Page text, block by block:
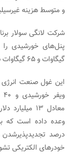
و متوسط هزینه غیرسیلیکونی برش
شرکت لانگی سولار
گیگاوات و ۶۵ گیگاوات برساند.
درصد تجدیدپذیرشدن
خودرهای الکتریکی